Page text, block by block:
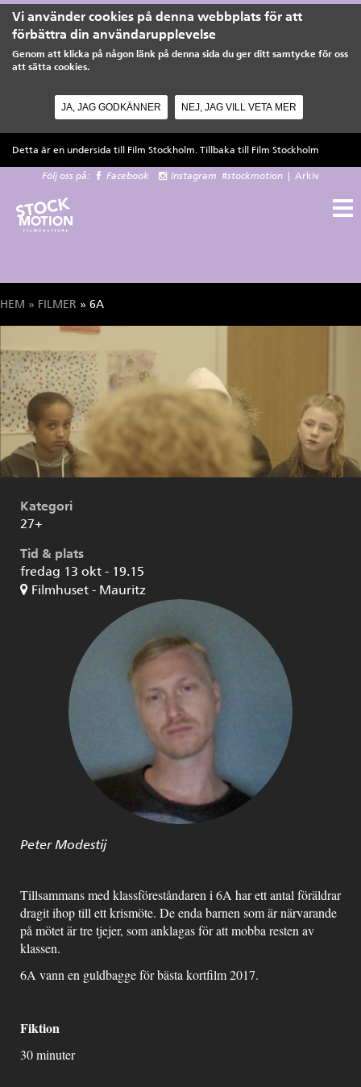
Vi använder cookies på denna webbplats för att
förbättra din användarupplevelse
Genom att klicka på någon länk på denna sida du ger ditt samtycke för oss
att sätta cookies.
JA, JAG GODKÄNNER NEJ, JAG VILL VETA MER
Detta är en undersida till Film Stockholm. Tillbaka till Film Stockholm
Följ oss på: Facebook Instagram #stockmotion Arkiv
Du är här
HEM » FILMER » 6A
Kategori
27+
Tid & plats
fredag 13 okt - 19.15
Filmhuset - Mauritz
Peter Modestij
Tillsammans med klassföreståndaren i 6A har ett antal föräldrar
dragit ihop till ett krismöte. De enda barnen som är närvarande
på mötet är tre tjejer, som anklagas för att mobba resten av
klassen.
6A vann en guldbagge för bästa kortfilm 2017.
Fiktion
30 minuter